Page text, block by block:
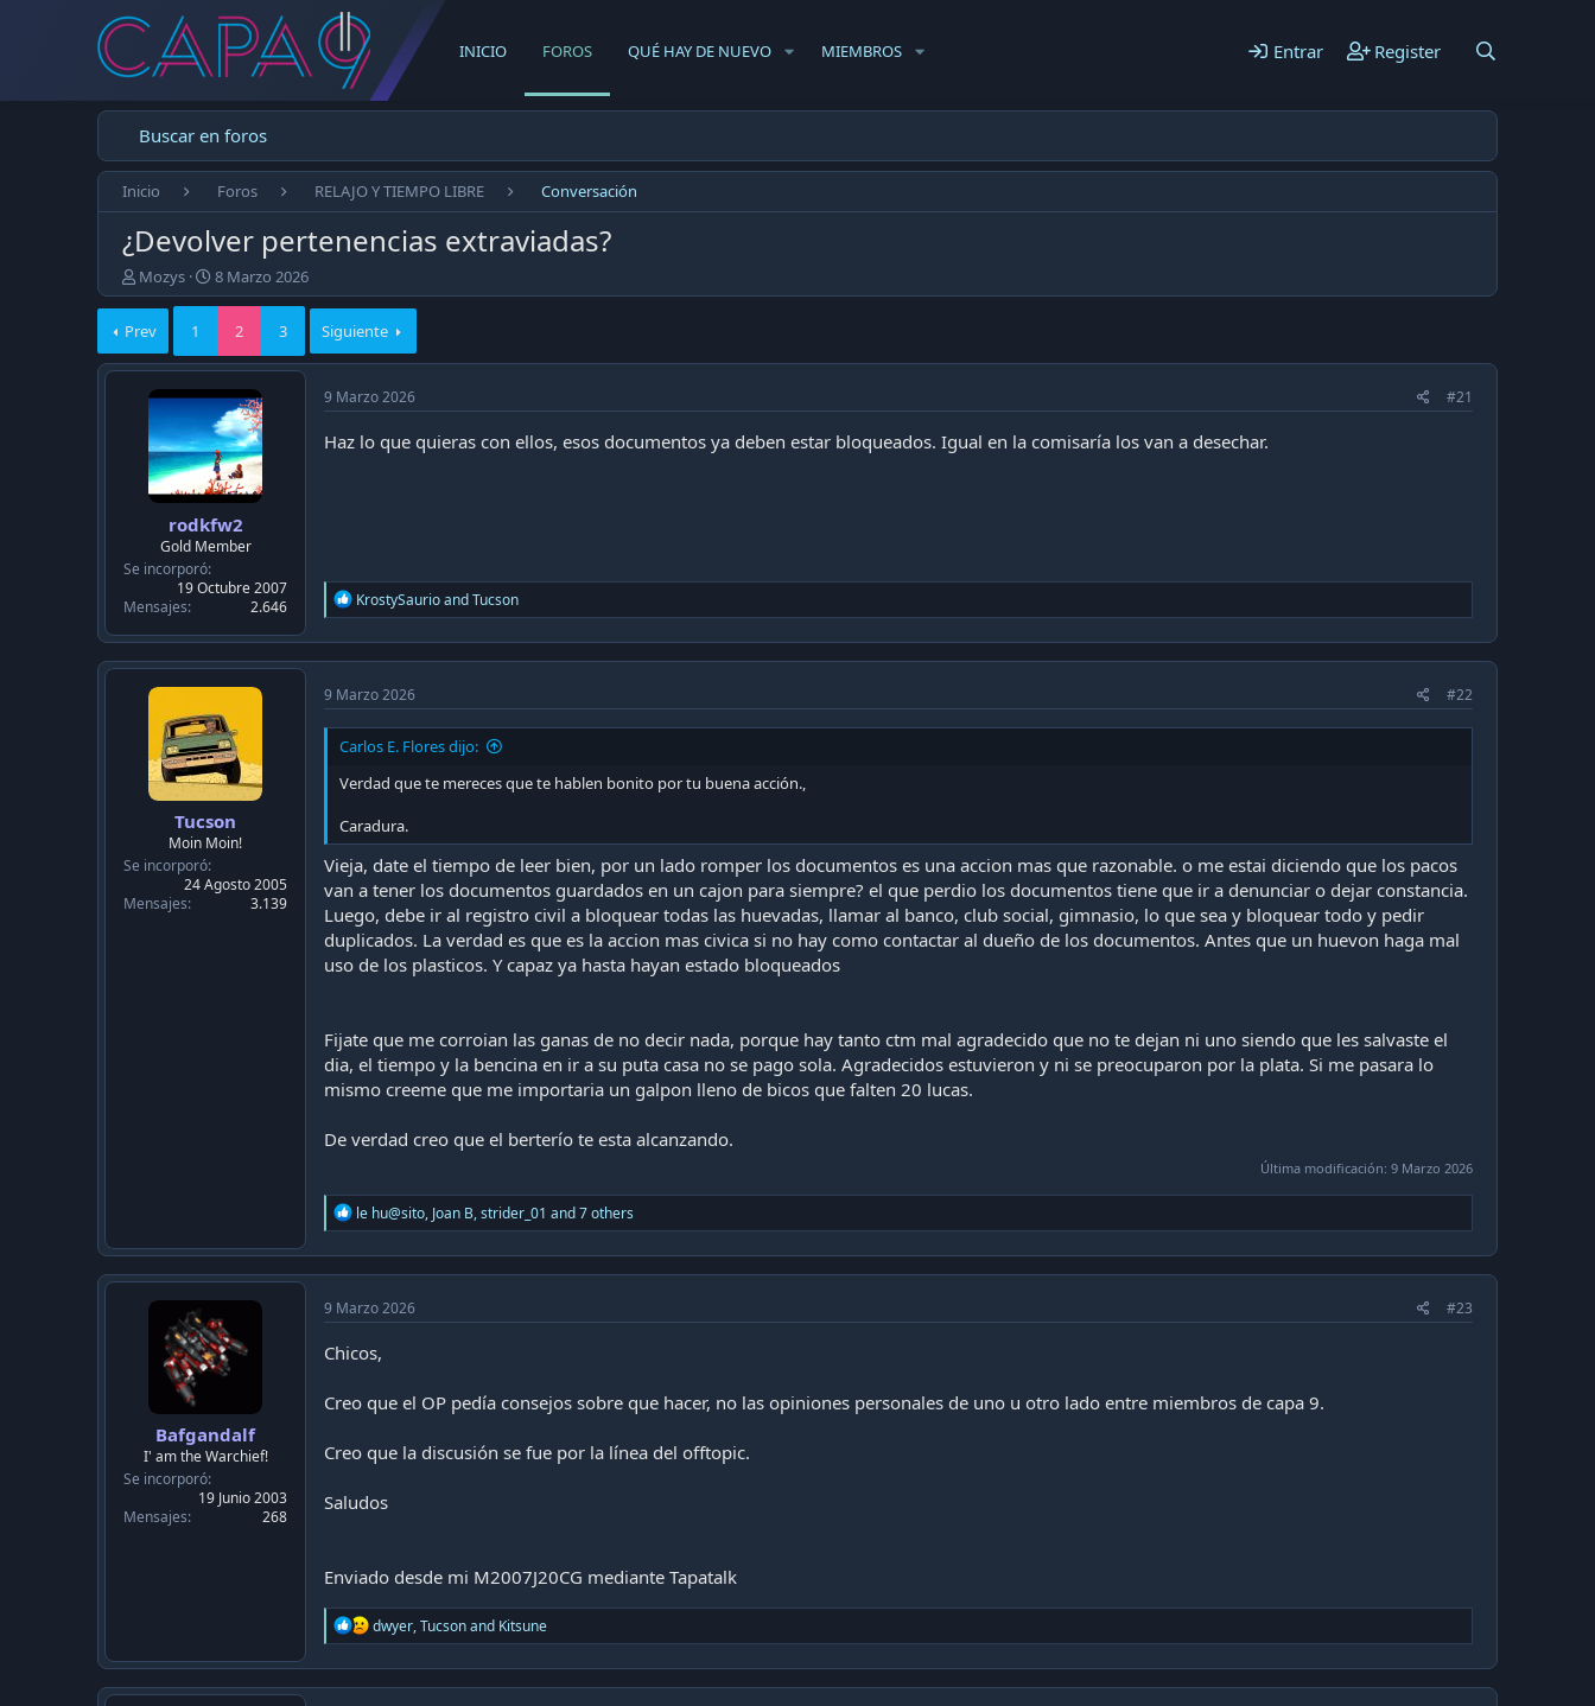
INICIO FOROS QUÉ HAY DE NUEVO MIEMBROS Entrar Register
Buscar en foros
Inicio Foros RELAJO Y TIEMPO LIBRE Conversación
¿Devolver pertenencias extraviadas?
E
m
e
z
m
Mozys
F
e
a
e
p
u
b
l
i
c
a
i
n
8 Marzo 2026
Prev 1 2 3 Siguiente
rodkfw2
Gold Member
Se incorporó
19 Octubre 2007
Mensajes
2.646
9 Marzo 2026 #21
Haz lo que quieras con ellos, esos documentos ya deben estar bloqueados. Igual en la comisaría los van a desechar.
R
e
i
o
n
s
KrostySaurioandTucson
Tucson
Moin Moin!
Se incorporó
24 Agosto 2005
Mensajes
3.139
9 Marzo 2026 #22
Carlos E. Flores dijo:
Verdad que te mereces que te hablen bonito por tu buena acción.,
Caradura.
Vieja, date el tiempo de leer bien, por un lado romper los documentos es una accion mas que razonable. o me estai diciendo que los pacos
van a tener los documentos guardados en un cajon para siempre? el que perdio los documentos tiene que ir a denunciar o dejar constancia.
Luego, debe ir al registro civil a bloquear todas las huevadas, llamar al banco, club social, gimnasio, lo que sea y bloquear todo y pedir
duplicados. La verdad es que es la accion mas civica si no hay como contactar al dueño de los documentos. Antes que un huevon haga mal
uso de los plasticos. Y capaz ya hasta hayan estado bloqueados
Fijate que me corroian las ganas de no decir nada, porque hay tanto ctm mal agradecido que no te dejan ni uno siendo que les salvaste el
dia, el tiempo y la bencina en ir a su puta casa no se pago sola. Agradecidos estuvieron y ni se preocuparon por la plata. Si me pasara lo
mismo creeme que me importaria un galpon lleno de bicos que falten 20 lucas.
De verdad creo que el berterío te esta alcanzando.
Última modificación: 9 Marzo 2026
R
e
i
o
s
le hu@sito, Joan B,strider_01 and 7 others
Bafgandalf
I' am the Warchief!
Se incorporó
19 Junio 2003
Mensajes
268
9 Marzo 2026 #23
Chicos,
Creo que el OP pedía consejos sobre que hacer, no las opiniones personales de uno u otro lado entre miembros de capa 9.
Creo que la discusión se fue por la línea del offtopic.
Saludos
Enviado desde mi M2007J20CG mediante Tapatalk
R
e
dwyer,Tucsonand Kitsune